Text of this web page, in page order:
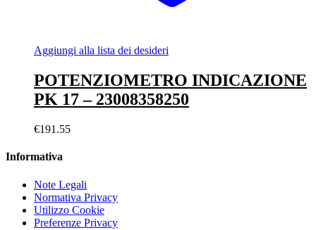
Aggiungi alla lista dei desideri
POTENZIOMETRO INDICAZIONE
PK 17 – 23008358250
€191.55
Informativa
Note Legali
Normativa Privacy
Utilizzo Cookie
Preferenze Privacy